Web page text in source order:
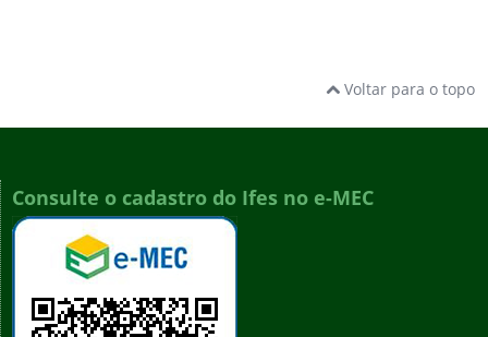
Voltar para o topo
Consulte o cadastro do Ifes no e-MEC